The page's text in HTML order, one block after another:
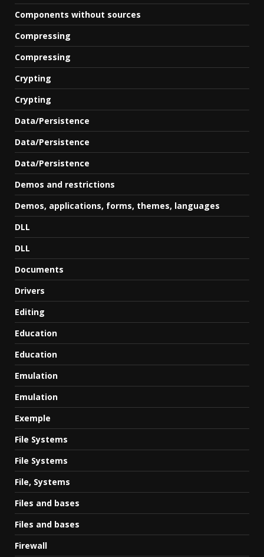
Components without sources
Compressing
Compressing
Crypting
Crypting
Data/Persistence
Data/Persistence
Data/Persistence
Demos and restrictions
Demos, applications, forms, themes, languages
DLL
DLL
Documents
Drivers
Editing
Education
Education
Emulation
Emulation
Exemple
File Systems
File Systems
File, Systems
Files and bases
Files and bases
Firewall